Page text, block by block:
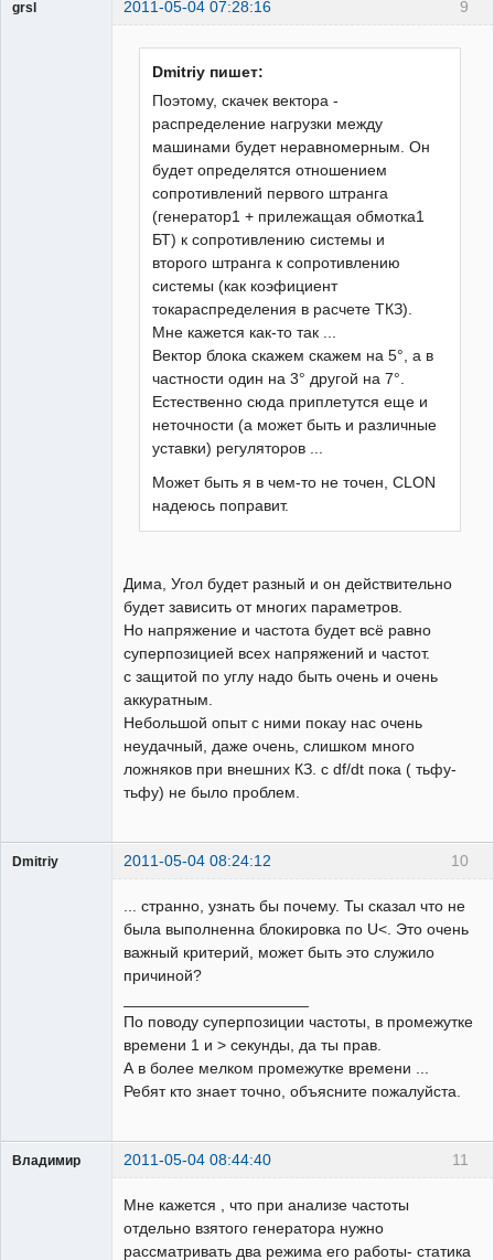
9
grsl 2011-05-04 07:28:16
Dmitriy пишет:
Поэтому, скачек вектора -
распределение нагрузки между
машинами будет неравномерным. Он
будет определятся отношением
сопротивлений первого штранга
(генератор1 + прилежащая обмотка1
БТ) к сопротивлению системы и
второго штранга к сопротивлению
системы (как коэфициент
токараспределения в расчете ТКЗ).
Мне кажется как-то так ...
Вектор блока скажем скажем на 5°, а в
частности один на 3° другой на 7°.
Естественно сюда приплетутся еще и
неточности (а может быть и различные
уставки) регуляторов ...
Может быть я в чем-то не точен, CLON
надеюсь поправит.
Дима, Угол будет разный и он действительно
будет зависить от многих параметров.
Но напряжение и частота будет всё равно
суперпозицией всех напряжений и частот.
с защитой по углу надо быть очень и очень
аккуратным.
Небольшой опыт с ними покау нас очень
неудачный, даже очень, слишком много
ложняков при внешних КЗ. с df/dt пока ( тьфу-
тьфу) не было проблем.
10
Dmitriy 2011-05-04 08:24:12
... странно, узнать бы почему. Ты сказал что не
была выполненна блокировка по U<. Это очень
важный критерий, может быть это служило
причиной?
По поводу суперпозиции частоты, в промежутке
времени 1 и > секунды, да ты прав.
А в более мелком промежутке времени ...
Ребят кто знает точно, объясните пожалуйста.
11
Владимир 2011-05-04 08:44:40
Мне кажется , что при анализе частоты
отдельно взятого генератора нужно
рассматривать два режима его работы- статика